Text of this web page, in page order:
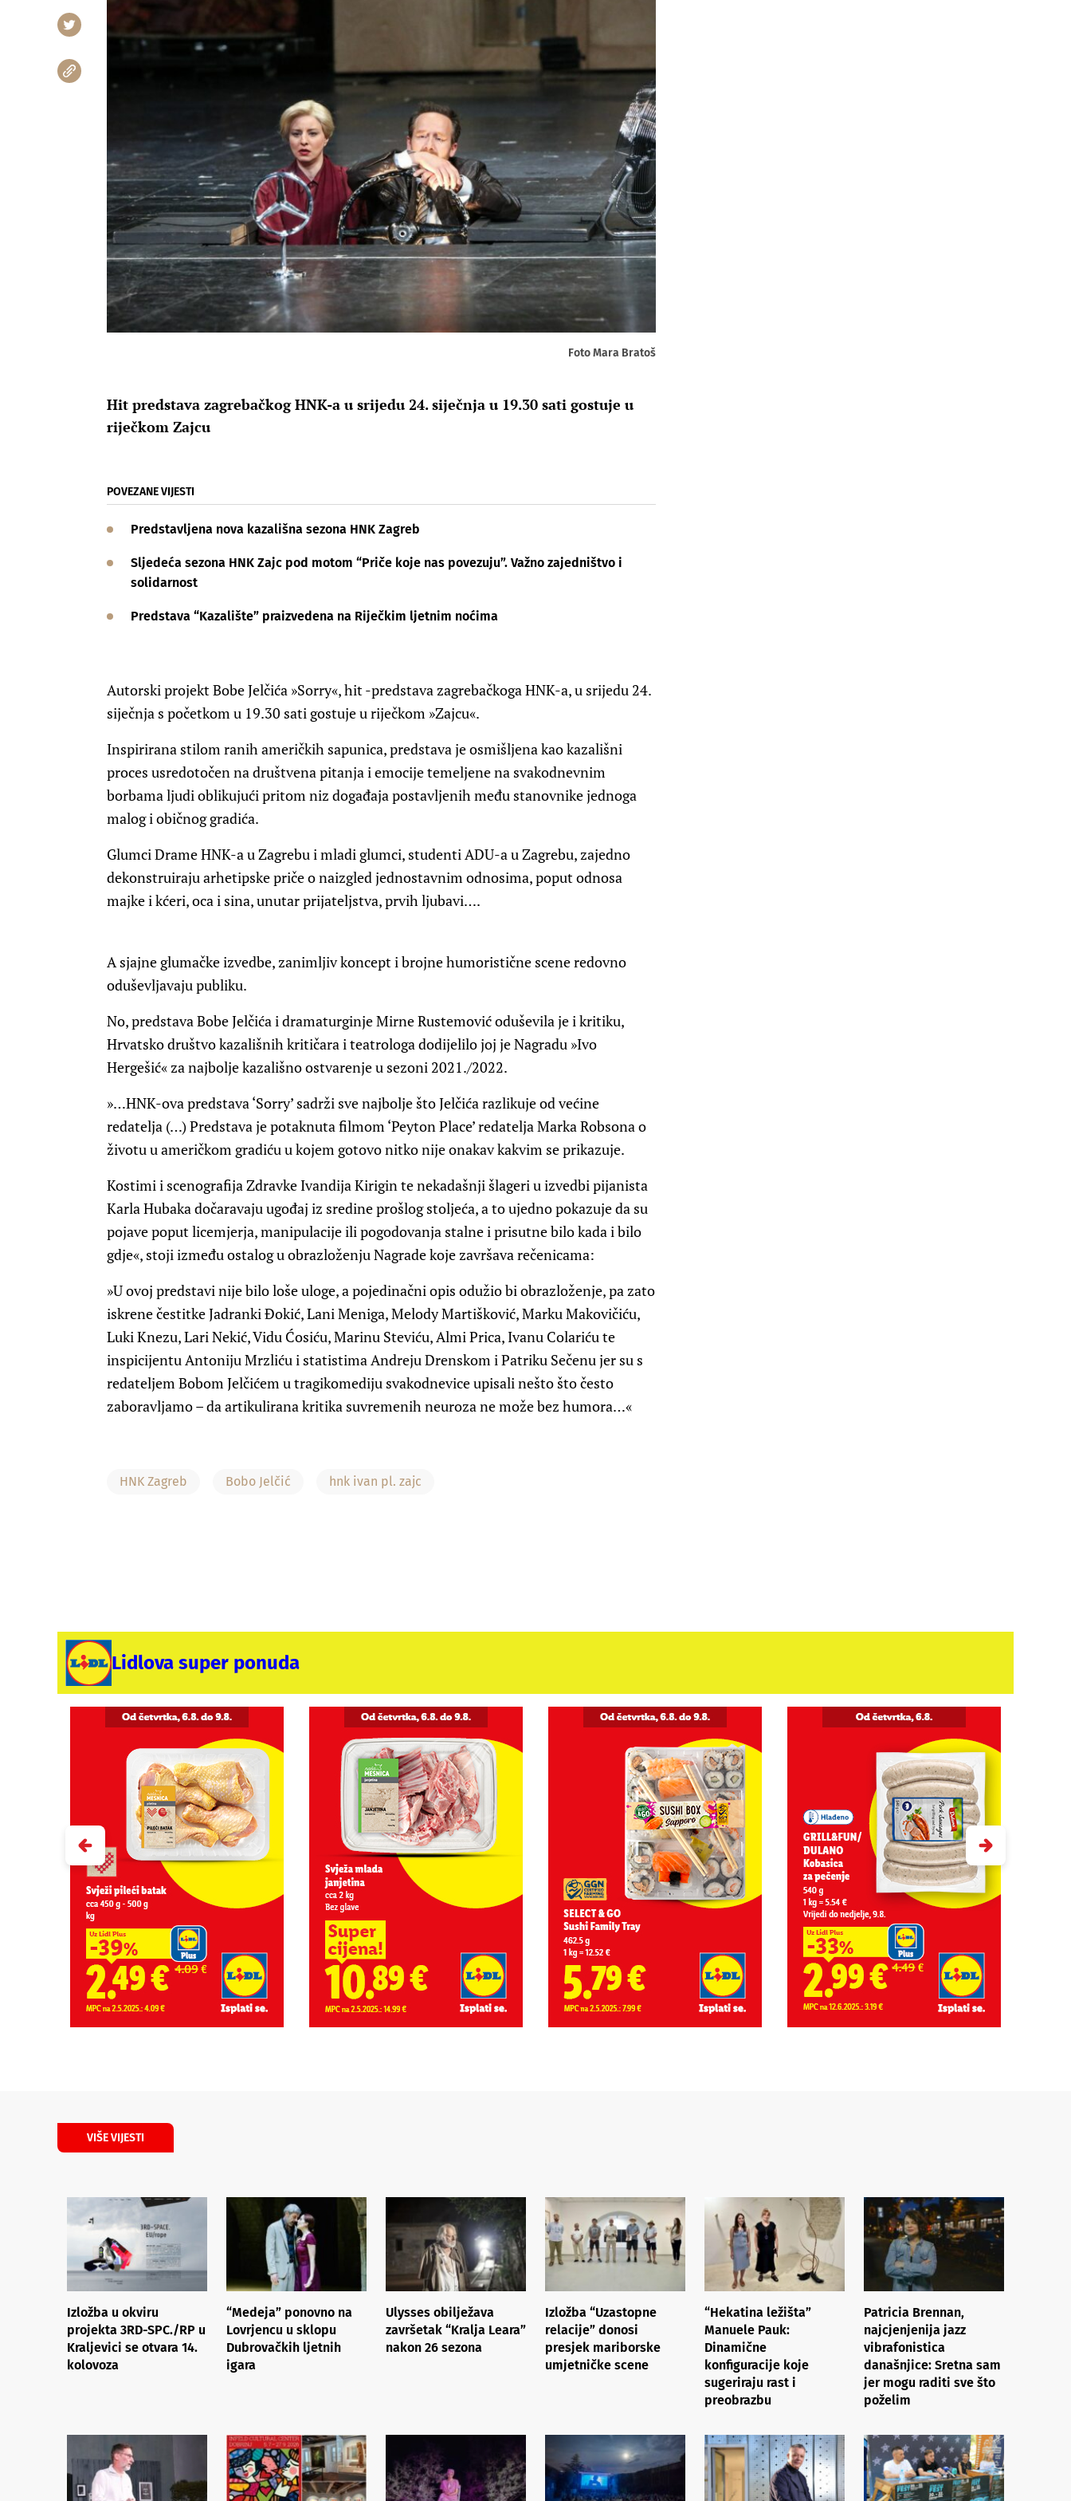
Foto Mara Bratoš
Hit predstava zagrebačkog HNK-a u srijedu 24. siječnja u 19.30 sati gostuje u
riječkom Zajcu
POVEZANE VIJESTI
Predstavljena nova kazališna sezona HNK Zagreb
Sljedeća sezona HNK Zajc pod motom “Priče koje nas povezuju”. Važno zajedništvo i
solidarnost
Predstava “Kazalište” praizvedena na Riječkim ljetnim noćima
Autorski projekt Bobe Jelčića »Sorry«, hit -predstava zagrebačkoga HNK-a, u srijedu 24.
siječnja s početkom u 19.30 sati gostuje u riječkom »Zajcu«.
Inspirirana stilom ranih američkih sapunica, predstava je osmišljena kao kazališni
proces usredotočen na društvena pitanja i emocije temeljene na svakodnevnim
borbama ljudi oblikujući pritom niz događaja postavljenih među stanovnike jednoga
malog i običnog gradića.
Glumci Drame HNK-a u Zagrebu i mladi glumci, studenti ADU-a u Zagrebu, zajedno
dekonstruiraju arhetipske priče o naizgled jednostavnim odnosima, poput odnosa
majke i kćeri, oca i sina, unutar prijateljstva, prvih ljubavi….
A sjajne glumačke izvedbe, zanimljiv koncept i brojne humoristične scene redovno
oduševljavaju publiku.
No, predstava Bobe Jelčića i dramaturginje Mirne Rustemović oduševila je i kritiku,
Hrvatsko društvo kazališnih kritičara i teatrologa dodijelilo joj je Nagradu »Ivo
Hergešić« za najbolje kazališno ostvarenje u sezoni 2021./2022.
»…HNK-ova predstava ‘Sorry’ sadrži sve najbolje što Jelčića razlikuje od većine
redatelja (…) Predstava je potaknuta filmom ‘Peyton Place’ redatelja Marka Robsona o
životu u američkom gradiću u kojem gotovo nitko nije onakav kakvim se prikazuje.
Kostimi i scenografija Zdravke Ivandija Kirigin te nekadašnji šlageri u izvedbi pijanista
Karla Hubaka dočaravaju ugođaj iz sredine prošlog stoljeća, a to ujedno pokazuje da su
pojave poput licemjerja, manipulacije ili pogodovanja stalne i prisutne bilo kada i bilo
gdje«, stoji između ostalog u obrazloženju Nagrade koje završava rečenicama:
»U ovoj predstavi nije bilo loše uloge, a pojedinačni opis odužio bi obrazloženje, pa zato
iskrene čestitke Jadranki Đokić, Lani Meniga, Melody Martišković, Marku Makovičiću,
Luki Knezu, Lari Nekić, Vidu Ćosiću, Marinu Steviću, Almi Prica, Ivanu Colariću te
inspicijentu Antoniju Mrzliću i statistima Andreju Drenskom i Patriku Sečenu jer su s
redateljem Bobom Jelčićem u tragikomediju svakodnevice upisali nešto što često
zaboravljamo – da artikulirana kritika suvremenih neuroza ne može bez humora…«
HNK Zagreb Bobo Jelčić hnk ivan pl. zajc
Lidlova super ponuda
VIŠE VIJESTI
Izložba u okviru
projekta 3RD-SPC./RP u
Kraljevici se otvara 14.
kolovoza
“Medeja” ponovno na
Lovrjencu u sklopu
Dubrovačkih ljetnih
igara
Ulysses obilježava
završetak “Kralja Leara”
nakon 26 sezona
Izložba “Uzastopne
relacije” donosi
presjek mariborske
umjetničke scene
“Hekatina ležišta”
Manuele Pauk:
Dinamične
konfiguracije koje
sugeriraju rast i
preobrazbu
Patricia Brennan,
najcjenjenija jazz
vibrafonistica
današnjice: Sretna sam
jer mogu raditi sve što
poželim